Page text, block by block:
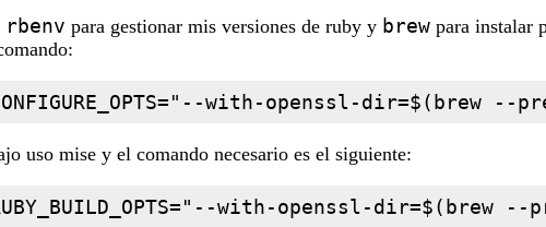
rbenv para gestionar mis versiones de ruby y brew para instalar
with-openssl-dir=$(brew --
uso mise y el comando necesario es el siguiente:
with-openssl-dir=$(brew